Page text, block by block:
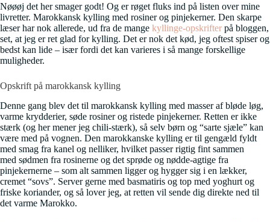
Nøøøj det her smager godt! Og er røget fluks ind på listen over mine
livretter. Marokkansk kylling med rosiner og pinjekerner. Den skarpe
læser har nok allerede, ud fra de mange kyllinge-opskrifter på bloggen,
set, at jeg er ret glad for kylling. Det er nok det kød, jeg oftest spiser og
bedst kan lide – især fordi det kan varieres i så mange forskellige
muligheder.
Opskrift på marokkansk kylling
Denne gang blev det til marokkansk kylling med masser af bløde løg,
varme krydderier, søde rosiner og ristede pinjekerner. Retten er ikke
stærk (og her mener jeg chili-stærk), så selv børn og “sarte sjæle” kan
være med på vognen. Den marokkanske kylling er til gengæld fyldt
med smag fra kanel og nelliker, hvilket passer rigtig fint sammen
med sødmen fra rosinerne og det sprøde og nødde-agtige fra
pinjekernerne – som alt sammen ligger og hygger sig i en lækker,
cremet “sovs”. Server gerne med basmatiris og top med yoghurt og
friske koriander, og så lover jeg, at retten vil sende dig direkte ned til
det varme Marokko.